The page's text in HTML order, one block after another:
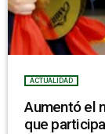
ACTUALIDAD
Aumentó el
que